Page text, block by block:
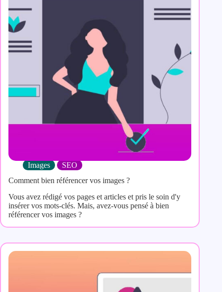
Images
SEO
Comment bien référencer vos images ?
Vous avez rédigé vos pages et articles et pris le soin d'y
insérer vos mots-clés. Mais, avez-vous pensé à bien
référencer vos images ?